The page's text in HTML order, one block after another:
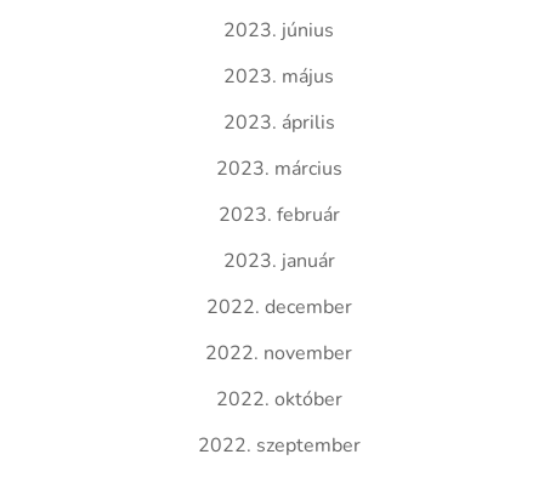
2023. június
2023. május
2023. április
2023. március
2023. február
2023. január
2022. december
2022. november
2022. október
2022. szeptember